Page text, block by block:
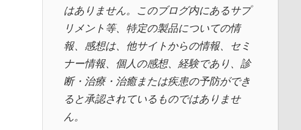
はありません。このブログ内にあるサプ
リメント等、特定の製品についての情
報、感想は、他サイトからの情報、セミ
ナー情報、
個人の感想、経験であり、診
断・治療・治癒または疾患の予防ができ
ると承認されているものではありませ
ん。